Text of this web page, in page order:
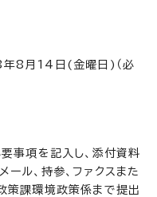
年8月14日(金曜日)（必
事項を記入し、添付資料
ル、持参、ファクスまた
策課環境政策係まで提出